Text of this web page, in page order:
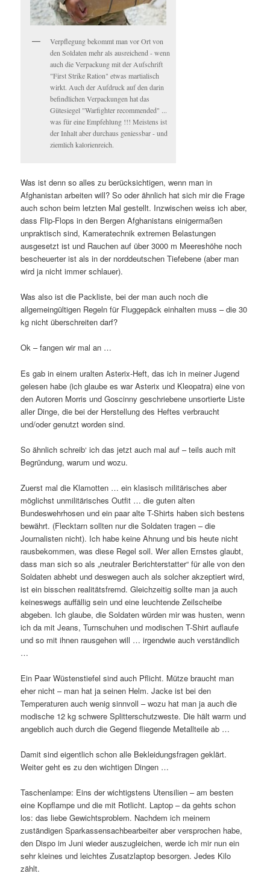
Verpflegung bekommt man vor Ort von
den Soldaten mehr als ausreichend - wenn
auch die Verpackung mit der Aufschrift
"First Strike Ration" etwas martialisch
wirkt. Auch der Aufdruck auf den darin
befindlichen Verpackungen hat das
Gütesiegel "Warfighter recommended" ...
was für eine Empfehlung !!! Meistens ist
der Inhalt aber durchaus geniessbar - und
ziemlich kalorienreich.
Was ist denn so alles zu berücksichtigen, wenn man in
Afghanistan arbeiten will? So oder ähnlich hat sich mir die Frage
auch schon beim letzten Mal gestellt. Inzwischen weiss ich aber,
dass Flip-Flops in den Bergen Afghanistans einigermaßen
unpraktisch sind, Kameratechnik extremen Belastungen
ausgesetzt ist und Rauchen auf über 3000 m Meereshöhe noch
bescheuerter ist als in der norddeutschen Tiefebene (aber man
wird ja nicht immer schlauer).
Was also ist die Packliste, bei der man auch noch die
allgemeingültigen Regeln für Fluggepäck einhalten muss – die 30
kg nicht überschreiten darf?
Ok – fangen wir mal an …
Es gab in einem uralten Asterix-Heft, das ich in meiner Jugend
gelesen habe (ich glaube es war Asterix und Kleopatra) eine von
den Autoren Morris und Goscinny geschriebene unsortierte Liste
aller Dinge, die bei der Herstellung des Heftes verbraucht
und/oder genutzt worden sind.
So ähnlich schreib‘ ich das jetzt auch mal auf – teils auch mit
Begründung, warum und wozu.
Zuerst mal die Klamotten … ein klasisch militärisches aber
möglichst unmilitärisches Outfit … die guten alten
Bundeswehrhosen und ein paar alte T-Shirts haben sich bestens
bewährt. (Flecktarn sollten nur die Soldaten tragen – die
Journalisten nicht). Ich habe keine Ahnung und bis heute nicht
rausbekommen, was diese Regel soll. Wer allen Ernstes glaubt,
dass man sich so als „neutraler Berichterstatter“ für alle von den
Soldaten abhebt und deswegen auch als solcher akzeptiert wird,
ist ein bisschen realitätsfremd. Gleichzeitig sollte man ja auch
keineswegs auffällig sein und eine leuchtende Zeilscheibe
abgeben. Ich glaube, die Soldaten würden mir was husten, wenn
ich da mit Jeans, Turnschuhen und modischen T-Shirt auflaufe
und so mit ihnen rausgehen will … irgendwie auch verständlich
…
Ein Paar Wüstenstiefel sind auch Pflicht. Mütze braucht man
eher nicht – man hat ja seinen Helm. Jacke ist bei den
Temperaturen auch wenig sinnvoll – wozu hat man ja auch die
modische 12 kg schwere Splitterschutzweste. Die hält warm und
angeblich auch durch die Gegend fliegende Metallteile ab …
Damit sind eigentlich schon alle Bekleidungsfragen geklärt.
Weiter geht es zu den wichtigen Dingen …
Taschenlampe: Eins der wichtigstens Utensilien – am besten
eine Kopflampe und die mit Rotlicht. Laptop – da gehts schon
los: das liebe Gewichtsproblem. Nachdem ich meinem
zuständigen Sparkassensachbearbeiter aber versprochen habe,
den Dispo im Juni wieder auszugleichen, werde ich mir nun ein
sehr kleines und leichtes Zusatzlaptop besorgen. Jedes Kilo
zählt.